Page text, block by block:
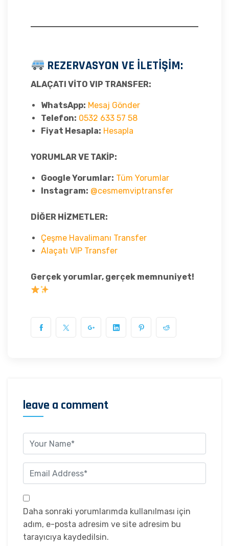
REZERVASYON VE İLETİŞİM:
ALAÇATI VİTO VIP TRANSFER:
WhatsApp: Mesaj Gönder
Telefon: 0532 633 57 58
Fiyat Hesapla: Hesapla
YORUMLAR VE TAKİP:
Google Yorumlar: Tüm Yorumlar
Instagram: @cesmemviptransfer
DİĞER HİZMETLER:
Çeşme Havalimanı Transfer
Alaçatı VIP Transfer
Gerçek yorumlar, gerçek memnuniyet!
leave a comment
Daha sonraki yorumlarımda kullanılması için
adım, e-posta adresim ve site adresim bu
tarayıcıya kaydedilsin.